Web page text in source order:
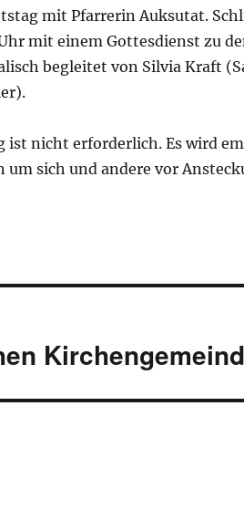
mit Pfarrerin Auksutat.
mit einem Gottesdienst zu
begleitet von Silvia Kraft
ist nicht erforderlich. Es wird
um sich und andere vor